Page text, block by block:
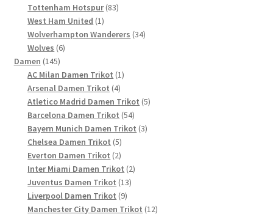
Produkte
Tottenham Hotspur 8383
West Ham United 11
Produkt
Wolverhampton Wanderers 3434
Wolves 66
Damen 145145
Produkte
AC Milan Damen Trikot 11
Arsenal Damen Trikot 44
Produkte
Atletico Madrid Damen Trikot 55
Barcelona Damen Trikot 5454
Produkte
Bayern Munich Damen Trikot 33
Chelsea Damen Trikot 55
Produkte
Everton Damen Trikot 22
Produkte
Inter Miami Damen Trikot 22
Juventus Damen Trikot 1313
Liverpool Damen Trikot 99
Produkte
Manchester City Damen Trikot 1212